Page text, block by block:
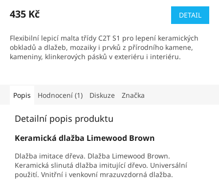
produktu
z
5
hvězdiček.
435 Kč DETAIL
Flexibilní lepicí malta třídy C2T S1 pro lepení keramických
obkladů a dlažeb, mozaiky i prvků z přírodního kamene,
kameniny, klinkerových pásků v exteriéru i interiéru.
Popis Hodnocení (1) Diskuze Značka
Detailní popis produktu
Keramická dlažba Limewood Brown
Dlažba imitace dřeva. Dlažba Limewood Brown.
Keramická slinutá dlažba imitující dřevo. Universální
použití. Vnitřní i venkovní mrazuvzdorná dlažba.